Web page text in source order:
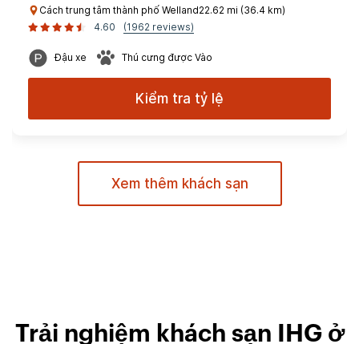
Cách trung tâm thành phố Welland22.62 mi (36.4 km)
4.60
(1962 reviews)
Đậu xe Thú cưng được Vào
Kiểm tra tỷ lệ
Xem thêm khách sạn
Trải nghiệm khách sạn IHG ở